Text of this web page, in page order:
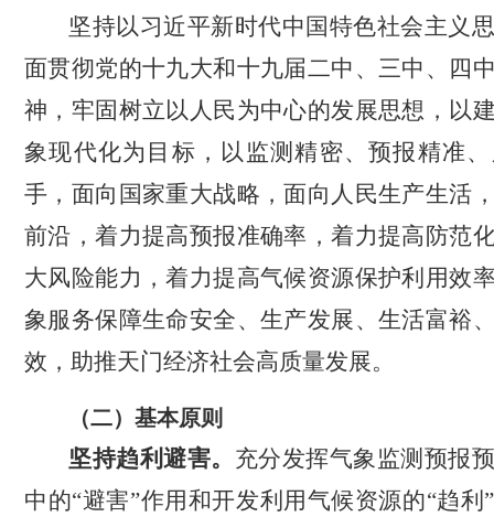
坚持以习近平新时代中国特色社会主义
面贯彻党的十九大和十九届二中、三中、四
神，牢固树立以人民为中心的发展思想，以
象现代化为目标，以监测精密、预报精准
手，面向国家重大战略，面向人民生产生活
前沿，着力提高预报准确率，着力提高防范
大风险能力，着力提高气候资源保护利用效
象服务保障生命安全、生产发展、生活富裕
效，助推天门经济社会高质量发展。
（二）基本原则
坚持趋利避害。 充分发挥气象监测预报
中的“避害”作用和开发利用气候资源的“趋利